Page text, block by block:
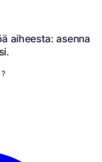
aiheesta: asenna